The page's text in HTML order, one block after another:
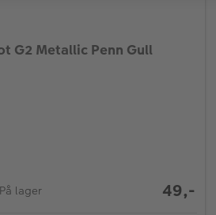
G2 Metallic Penn Gull
På lager 49,-